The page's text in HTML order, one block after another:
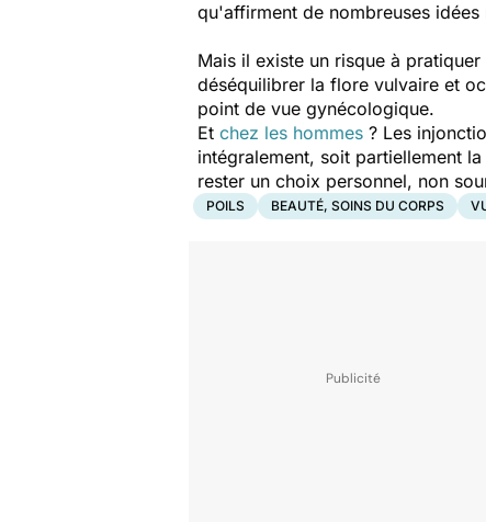
qu'affirment de nombreuses idées
Mais il existe un risque à pratiquer
déséquilibrer la flore vulvaire et
point de vue gynécologique.
Et chez les hommes ? Les
intégralement, soit partiellement
rester un choix personnel, non
POILS BEAUTÉ, SOINS DU CORPS